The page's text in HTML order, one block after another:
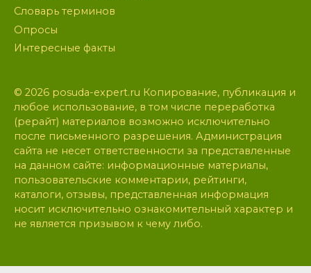
Словарь терминов
Опросы
Интересные факты
© 2026 posuda-expert.ru Копирование, публикация и
любое использование, в том числе переработка
(рерайт) материалов возможно исключительно
после письменного разрешения. Администрация
сайта не несет ответственности за представленные
на данном сайте: информационные материалы,
пользовательские комментарии, рейтинги,
каталоги, отзывы, представленная информация
носит исключительно ознакомительный характер и
не является призывом к чему либо.